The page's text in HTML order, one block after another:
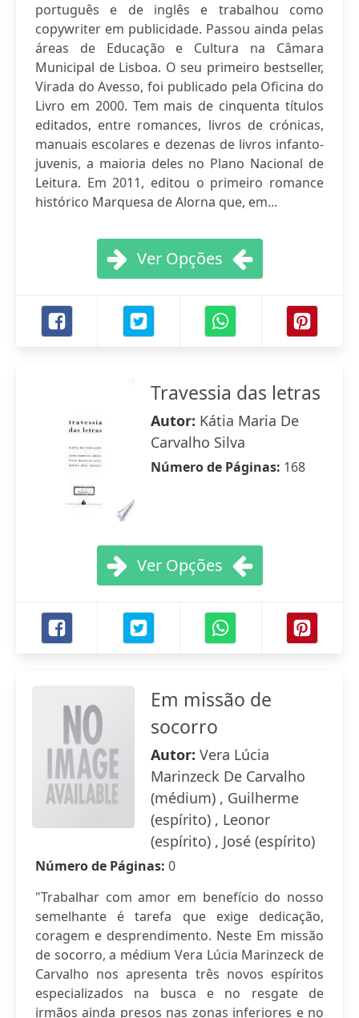
português e de inglês e trabalhou como
copywriter em publicidade. Passou ainda pelas
áreas de Educação e Cultura na Câmara
Municipal de Lisboa. O seu primeiro bestseller,
Virada do Avesso, foi publicado pela Oficina do
Livro em 2000. Tem mais de cinquenta títulos
editados, entre romances, livros de crónicas,
manuais escolares e dezenas de livros infanto-
juvenis, a maioria deles no Plano Nacional de
Leitura. Em 2011, editou o primeiro romance
histórico Marquesa de Alorna que, em...
Ver Opções
Travessia das letras
Autor: Kátia Maria De
Carvalho Silva
Número de Páginas: 168
Ver Opções
Em missão de
socorro
Autor: Vera Lúcia
Marinzeck De Carvalho
(médium) , Guilherme
(espírito) , Leonor
(espírito) , José (espírito)
Número de Páginas: 0
"Trabalhar com amor em benefício do nosso
semelhante é tarefa que exige dedicação,
coragem e desprendimento. Neste Em missão
de socorro, a médium Vera Lúcia Marinzeck de
Carvalho nos apresenta três novos espíritos
especializados na busca e no resgate de
irmãos ainda presos nas zonas inferiores e no